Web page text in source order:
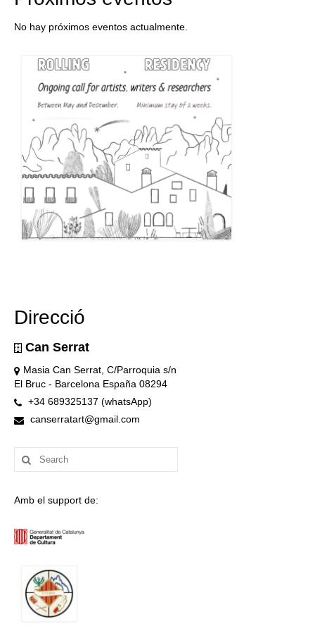
No hay próximos eventos actualmente.
Direcció
Can Serrat
Masia Can Serrat, C/Parroquia s/n
El Bruc - Barcelona España 08294
+34 689325137 (whatsApp)
canserratart@gmail.com
Search
for:
Amb el support de: